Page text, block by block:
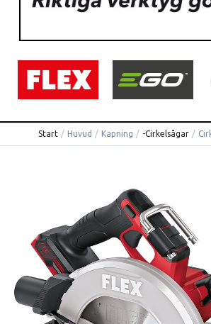
Start / Huvud / Kapning / -Cirkelsågar /